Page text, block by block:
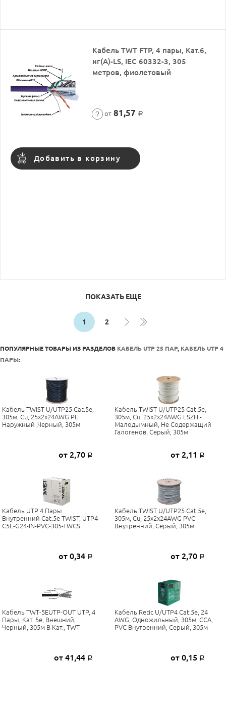
Кабель TWT FTP, 4 пары, Кат.6,
нг(А)-LS, IEC 60332-3, 305
метров, фиолетовый
от 81,57 Р
Добавить в корзину
ПОКАЗАТЬ ЕЩЕ
1 2
ПОПУЛЯРНЫЕ ТОВАРЫ ИЗ РАЗДЕЛОВ КАБЕЛЬ UTP 25 ПАР, КАБЕЛЬ UTP 4
ПАРЫ:
Кабель TWIST U/UTP25 Cat.5e,
305м, Cu, 25x2x24AWG PE
Наружный ,черный, 305м
от 2,70 Р
Кабель TWIST U/UTP25 Cat.5e,
305м, Cu, 25x2x24AWG LSZH -
Малодымный, Не Содержащий
Галогенов, Серый, 305м
от 2,11 Р
Кабель UTP 4 Пары
Внутренний Cat.5е TWIST, UTP4-
C5E-G24-IN-PVC-305-TWCS
от 0,34 Р
Кабель TWIST U/UTP25 Cat.5e,
305м, Cu, 25x2x24AWG PVC
Внутренний, Серый, 305м
от 2,70 Р
Кабель TWT-5EUTP-OUT UTP, 4
Пары, Кат. 5e, Внешний,
Черный, 305м В Кат., TWT
от 41,44 Р
Кабель Retic U/UTP4 Cat.5e, 24
AWG, Одножильный, 305м, CCA,
PVC Внутренний, Серый, 305м
от 0,15 Р